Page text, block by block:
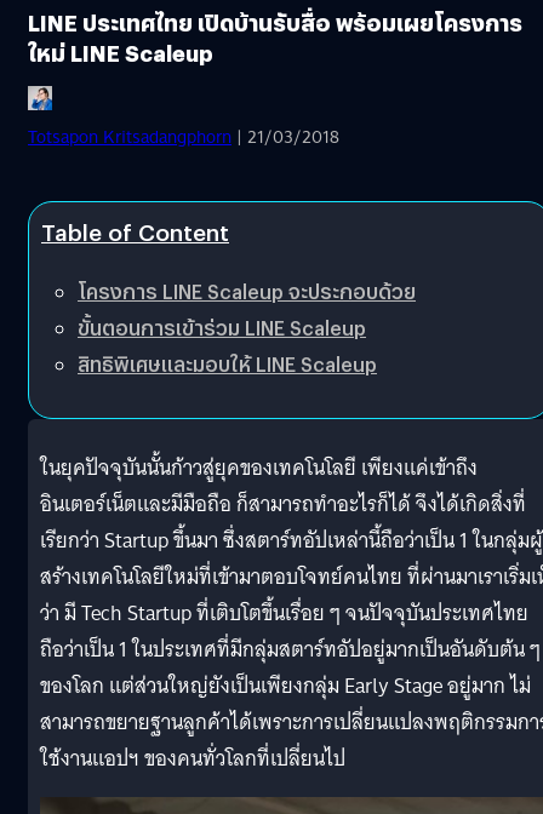
LINE ประเทศไทย เปิดบ้านรับสื่อ พร้อมเผยโครงการ
ใหม่ LINE Scaleup
Totsapon Kritsadangphorn | 21/03/2018
Table of Content
โครงการ LINE Scaleup จะประกอบด้วย
ขั้นตอนการเข้าร่วม LINE Scaleup
สิทธิพิเศษและมอบให้ LINE Scaleup
ในยุคปัจจุบันนั้นก้าวสู่ยุคของเทคโนโลยี เพียงแค่เข้าถึง
อินเตอร์เน็ตและมีมือถือ ก็สามารถทำอะไรก็ได้ จึงได้เกิดสิ่งที่
เรียกว่า Startup ขึ้นมา ซึ่งสตาร์ทอัปเหล่านี้ถือว่าเป็น 1 ในกลุ่มผู้
สร้างเทคโนโลยีใหม่ที่เข้ามาตอบโจทย์คนไทยที่ผ่านมาเราเริ่ม
ว่า มี Tech Startup ที่เติบโตขึ้นเรื่อย ๆจนปัจจุบันประเทศไทย
ถือว่าเป็น 1 ในประเทศที่มีกลุ่มสตาร์ทอัปอยู่มากเป็นอันดับต้น ๆ
ของโลก แต่ส่วนใหญ่ยังเป็นเพียงกลุ่ม Early Stage อยู่มาก ไม่
สามารถขยายฐานลูกค้าได้เพราะการเปลี่ยนแปลงพฤติกรรมก
ใช้งานแอปฯ ของคนทั่วโลกที่เปลี่ยนไป